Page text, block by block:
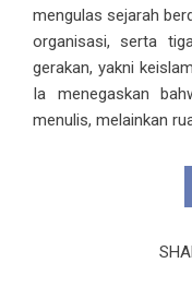
mengulas sejarah
organisasi, serta
gerakan, yakni
Ia menegaskan
menulis, melainkan